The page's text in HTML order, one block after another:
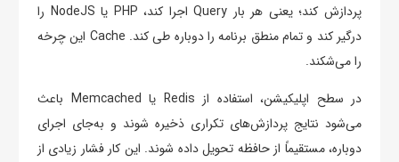
پردازش کند؛ یعنی هر بار Query اجرا کند، PHP یا NodeJS را
درگیر کند و تمام منطق برنامه را دوباره طی کند. Cache این چرخه
را می‌شکند.
در سطح اپلیکیشن، استفاده از Redis یا Memcached باعث
می‌شود نتایج پردازش‌های تکراری ذخیره شوند و به‌جای اجرای
دوباره، مستقیماً از حافظه تحویل داده شوند. این کار فشار زیادی از